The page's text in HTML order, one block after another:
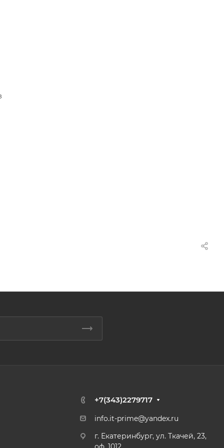
+7(343)2279717
info.it-prime@yandex.ru
г. Екатеринбург, ул. Ткачей, 23,